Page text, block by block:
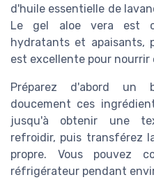
d'huile essentielle de
Le gel aloe vera est
hydratants et apaisants,
est excellente pour nourrir
Préparez d'abord un
doucement ces
jusqu'à obtenir une
refroidir, puis transférez
propre. Vous pouvez
réfrigérateur pendant